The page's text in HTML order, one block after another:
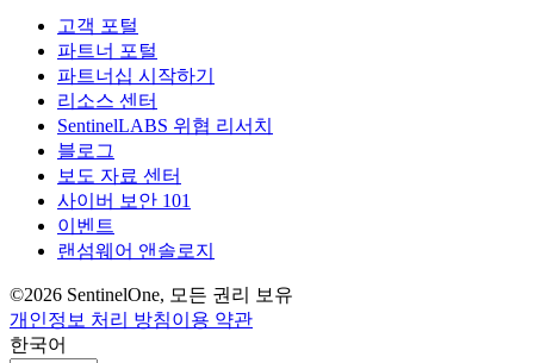
고객 포털
파트너 포털
파트너십 시작하기
리소스 센터
SentinelLABS 위협 리서치
블로그
보도 자료 센터
사이버 보안 101
이벤트
랜섬웨어 앤솔로지
©2026 SentinelOne, 모든 권리 보유
개인정보 처리 방침이용 약관
한국어